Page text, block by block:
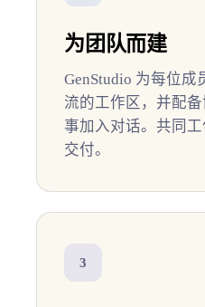
为团队而建
GenStudio 为每位
流的工作区，并配
事加入对话。共同
交付。
3